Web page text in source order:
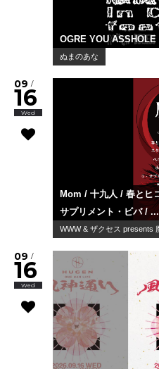
OGRE YOU
ぬまのあな
09 /
16
Wed
Mom / 十九人 / 春とヒ
サプリメント・ビバ / ...
WWW & ザクセス presents
09 /
16
Wed